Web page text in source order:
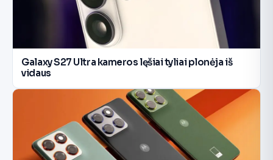
Galaxy S27 Ultra kameros lęšiai tyliai plonėja iš
vidaus